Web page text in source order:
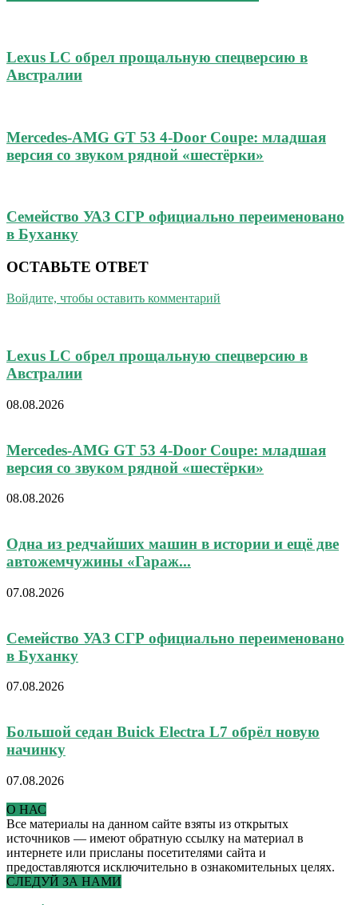
Lexus LC обрел прощальную спецверсию в
Австралии
Mercedes-AMG GT 53 4-Door Coupe: младшая
версия со звуком рядной «шестёрки»
Семейство УАЗ СГР официально переименовано
в Буханку
ОСТАВЬТЕ ОТВЕТ
Войдите, чтобы оставить комментарий
Lexus LC обрел прощальную спецверсию в
Австралии
08.08.2026
Mercedes-AMG GT 53 4-Door Coupe: младшая
версия со звуком рядной «шестёрки»
08.08.2026
Одна из редчайших машин в истории и ещё две
автожемчужины «Гараж...
07.08.2026
Семейство УАЗ СГР официально переименовано
в Буханку
07.08.2026
Большой седан Buick Electra L7 обрёл новую
начинку
07.08.2026
О НАС
Все материалы на данном сайте взяты из открытых
источников — имеют обратную ссылку на материал в
интернете или присланы посетителями сайта и
предоставляются исключительно в ознакомительных целях.
СЛЕДУЙ ЗА НАМИ